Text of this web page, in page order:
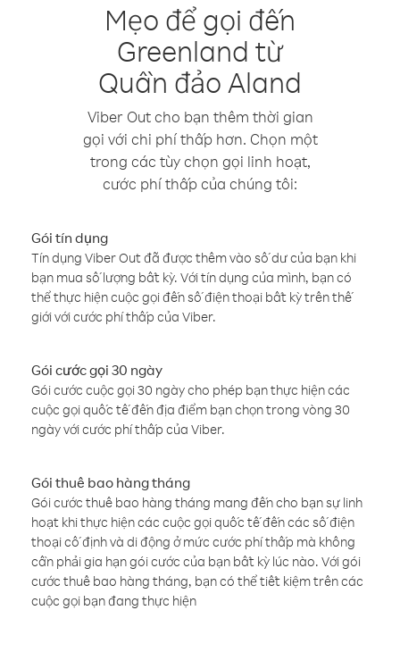
Mẹo để gọi đến
Greenland từ
Quần đảo Aland
Viber Out cho bạn thêm thời gian
gọi với chi phí thấp hơn. Chọn một
trong các tùy chọn gọi linh hoạt,
cước phí thấp của chúng tôi:
Gói tín dụng
Tín dụng Viber Out đã được thêm vào số dư của bạn khi
bạn mua số lượng bất kỳ. Với tín dụng của mình, bạn có
thể thực hiện cuộc gọi đến số điện thoại bất kỳ trên thế
giới với cước phí thấp của Viber.
Gói cước gọi 30 ngày
Gói cước cuộc gọi 30 ngày cho phép bạn thực hiện các
cuộc gọi quốc tế đến địa điểm bạn chọn trong vòng 30
ngày với cước phí thấp của Viber.
Gói thuê bao hàng tháng
Gói cước thuê bao hàng tháng mang đến cho bạn sự linh
hoạt khi thực hiện các cuộc gọi quốc tế đến các số điện
thoại cố định và di động ở mức cước phí thấp mà không
cần phải gia hạn gói cước của bạn bất kỳ lúc nào. Với gói
cước thuê bao hàng tháng, bạn có thể tiết kiệm trên các
cuộc gọi bạn đang thực hiện